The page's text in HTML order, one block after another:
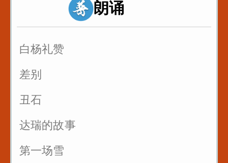
2_唇齿音f_粉红凤凰
朗诵
白杨礼赞
差别
丑石
达瑞的故事
第一场雪